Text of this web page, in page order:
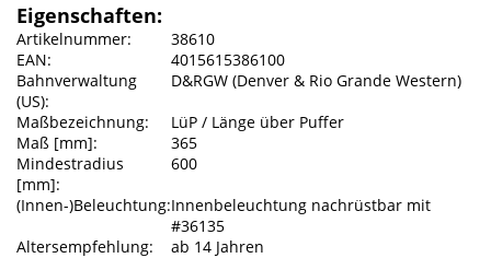
Eigenschaften:
Artikelnummer:
38610
EAN:
4015615386100
Bahnverwaltung
(US):
D&RGW (Denver & Rio Grande Western)
Maßbezeichnung:
LüP / Länge über Puffer
Maß [mm]:
365
Mindestradius
[mm]:
600
(Innen-)Beleuchtung:Innenbeleuchtung nachrüstbar mit
#36135
Altersempfehlung:
ab 14 Jahren